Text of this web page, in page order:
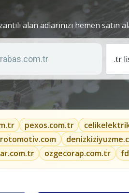
alan adlarınızı hemen
pexos.com.tr
ozgecorap.com.tr